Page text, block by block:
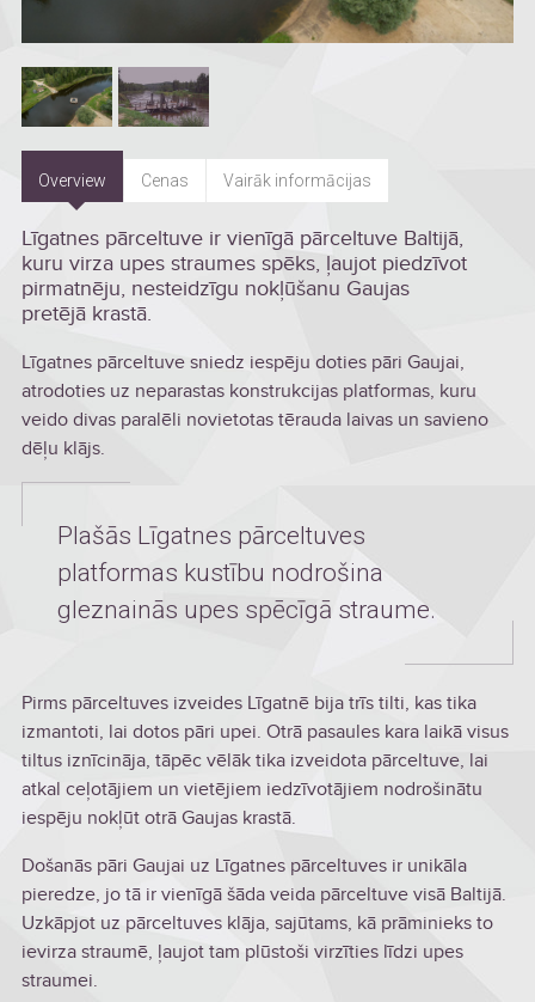
Overview Cenas Vairāk informācijas
Līgatnes pārceltuve ir vienīgā pārceltuve Baltijā,
kuru virza upes straumes spēks, ļaujot piedzīvot
pirmatnēju, nesteidzīgu nokļūšanu Gaujas
pretējā krastā.
Līgatnes pārceltuve sniedz iespēju doties pāri Gaujai,
atrodoties uz neparastas konstrukcijas platformas, kuru
veido divas paralēli novietotas tērauda laivas un savieno
dēļu klājs.
Plašās Līgatnes pārceltuves
platformas kustību nodrošina
gleznainās upes spēcīgā straume.
Pirms pārceltuves izveides Līgatnē bija trīs tilti, kas tika
izmantoti, lai dotos pāri upei. Otrā pasaules kara laikā visus
tiltus iznīcināja, tāpēc vēlāk tika izveidota pārceltuve, lai
atkal ceļotājiem un vietējiem iedzīvotājiem nodrošinātu
iespēju nokļūt otrā Gaujas krastā.
Došanās pāri Gaujai uz Līgatnes pārceltuves ir unikāla
pieredze, jo tā ir vienīgā šāda veida pārceltuve visā Baltijā.
Uzkāpjot uz pārceltuves klāja, sajūtams, kā prāminieks to
ievirza straumē, ļaujot tam plūstoši virzīties līdzi upes
straumei.